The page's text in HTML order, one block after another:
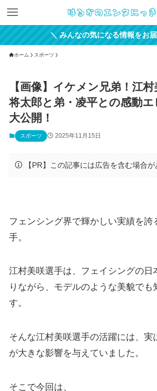
＼ みんなの気になる情報をお
ホーム スポーツ
【画像】イケメン兄弟！江村
将太郎と弟・凌平との感動
大公開！
スポーツ 2025年11月15日
【PR】この記事には広告を含む場合が
フェンシング界で輝かしい実績を誇
手。
江村美咲選手は、フェイシングの日
りながら、モデルのような美貌でも
す。
そんな江村美咲選手の活躍には、実
が大きな影響を与えていました。
そこで今回は、